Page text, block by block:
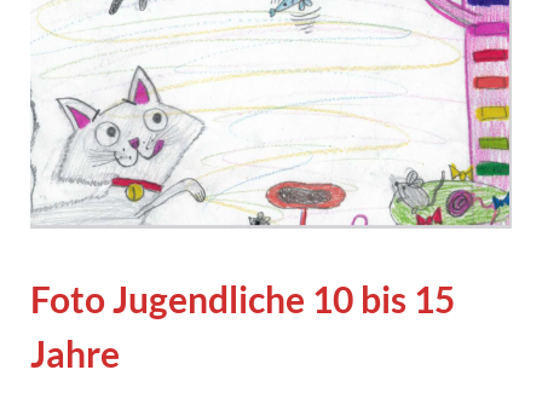
Foto Jugendliche 10 bis 15
Jahre